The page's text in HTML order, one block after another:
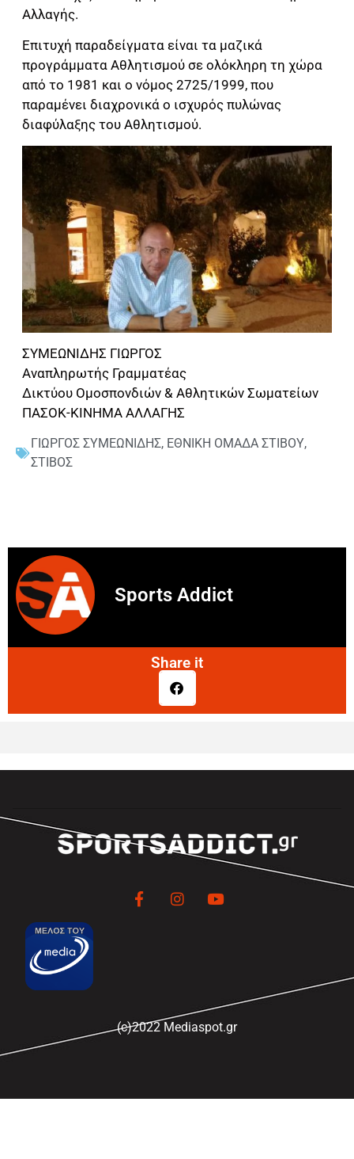
Αλλαγής.
Επιτυχή παραδείγματα είναι τα μαζικά
προγράμματα Αθλητισμού σε ολόκληρη τη χώρα
από το 1981 και ο νόμος 2725/1999, που
παραμένει διαχρονικά ο ισχυρός πυλώνας
διαφύλαξης του Αθλητισμού.
ΣΥΜΕΩΝΙΔΗΣ ΓΙΩΡΓΟΣ
Αναπληρωτής Γραμματέας
Δικτύου Ομοσπονδιών & Αθλητικών Σωματείων
ΠΑΣΟΚ-ΚΙΝΗΜΑ ΑΛΛΑΓΗΣ
ΓΙΩΡΓΟΣ ΣΥΜΕΩΝΙΔΗΣ, ΕΘΝΙΚΗ ΟΜΑΔΑ ΣΤΙΒΟΥ,
ΣΤΙΒΟΣ
Sports Addict
Share it
(c)2022 Mediaspot.gr